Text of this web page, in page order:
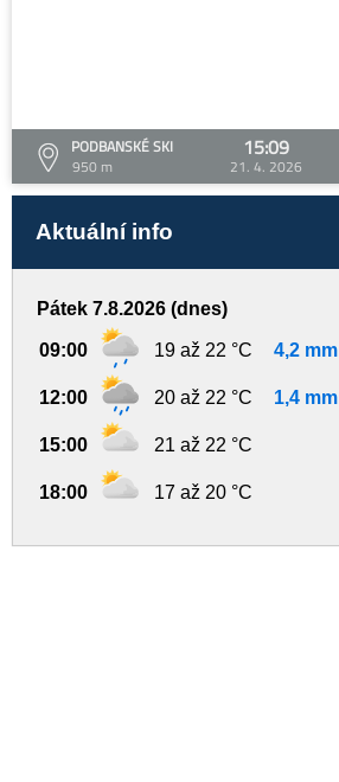
PODBANSKÉ SKI
950 m
15:09
21. 4. 2026
Aktuální info
Pátek 7.8.2026 (dnes)
09:00 19 až 22 °C 4,2 mm
12:00 20 až 22 °C 1,4 mm
15:00 21 až 22 °C
18:00 17 až 20 °C